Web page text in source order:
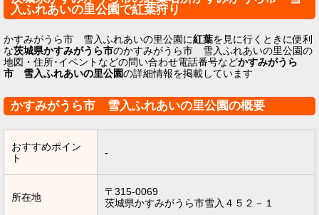
入ふれあいの里公園で紅葉狩り
かすみがうら市 雪入ふれあいの里公園に紅葉を見に行くときに便利
な茨城県かすみがうら市のかすみがうら市 雪入ふれあいの里公園の
地図・住所･イベントなどの問い合わせ電話番号などかすみがうら
市 雪入ふれあいの里公園の詳細情報を掲載しています
かすみがうら市 雪入ふれあいの里公園の概要
おすすめポイン
ト
-
所在地
〒315-0069
茨城県かすみがうら市雪入４５２－１